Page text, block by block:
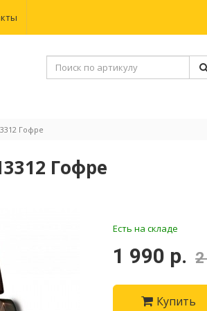
Гофре
Гофре
Есть на складе
1 990 р.
Купить